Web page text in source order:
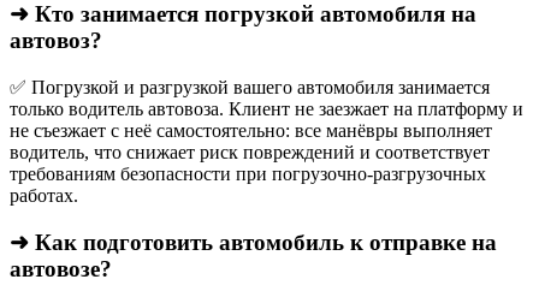
➜ Кто занимается погрузкой автомобиля на
автовоз?
✅ Погрузкой и разгрузкой вашего автомобиля занимается
только водитель автовоза. Клиент не заезжает на платформу и
не съезжает с неё самостоятельно: все манёвры выполняет
водитель, что снижает риск повреждений и соответствует
требованиям безопасности при погрузочно-разгрузочных
работах.
➜ Как подготовить автомобиль к отправке на
автовозе?